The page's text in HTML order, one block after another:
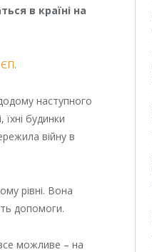
в країні на
ЄП.
наступного
будинки
війну в
рівні. Вона
допомоги.
можливе – на